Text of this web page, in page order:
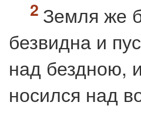
Земля же
безвидна и
над бездною,
носился над